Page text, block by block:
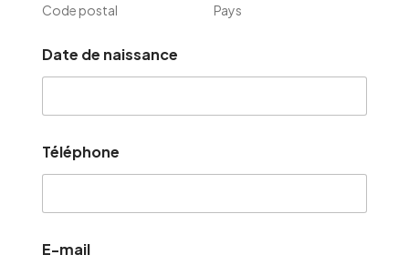
Code postal Pays
Date de naissance
Téléphone
E-mail